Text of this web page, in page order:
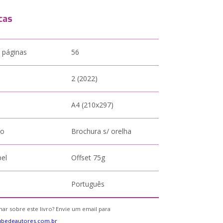
56
2 (2022)
A4 (210x297)
Brochura s/ orelha
Offset 75g
Português
sobre este livro? Envie um email para